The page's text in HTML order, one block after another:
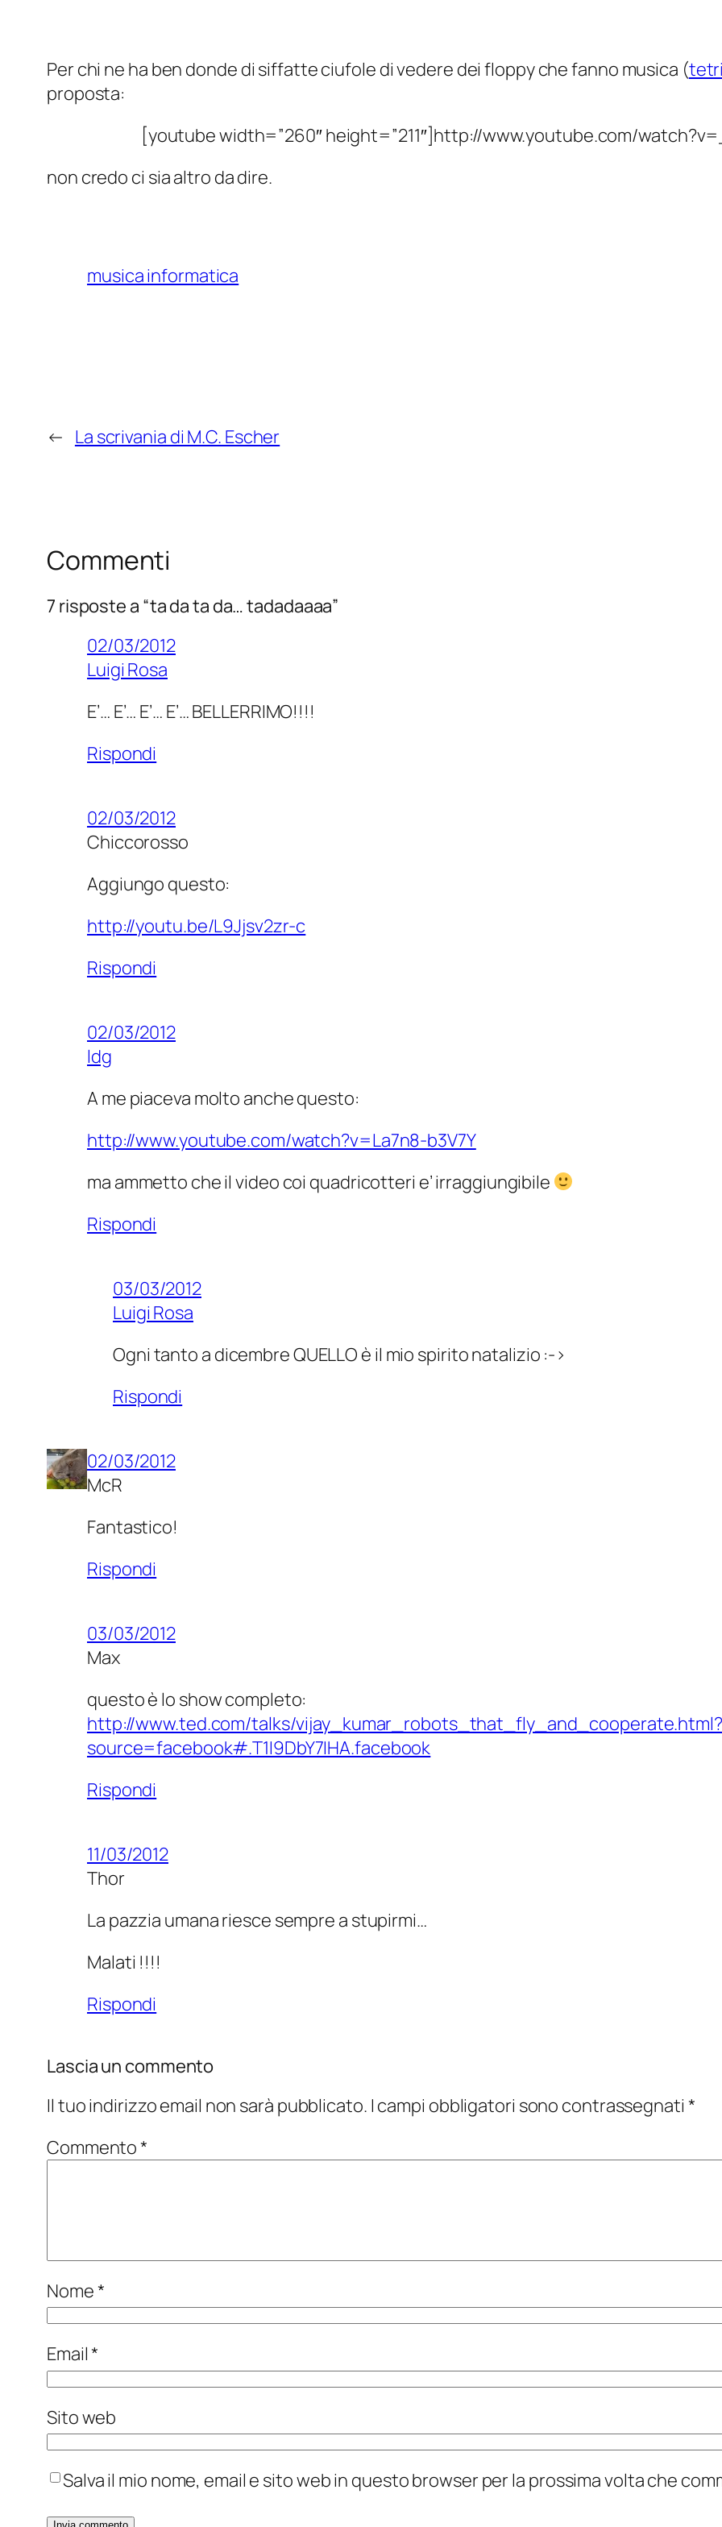
Per chi ne ha ben donde di siffatte ciufole di vedere dei floppy che fanno musica (
proposta:
[youtube width=”260″ height=”211″]http://www.youtube.com/
non credo ci sia altro da dire.
musica informatica
← La scrivania di M.C. Escher
Commenti
7 risposte a “ta da ta da… tadadaaaa”
02/03/2012
Luigi Rosa
E’… E’… E’… E’… BELLERRIMO!!!!
Rispondi
02/03/2012
Chiccorosso
Aggiungo questo:
http://youtu.be/L9Jjsv2zr-c
Rispondi
02/03/2012
ldg
A me piaceva molto anche questo:
http://www.youtube.com/watch?v=La7n8-b3V7Y
ma ammetto che il video coi quadricotteri e’ irraggiungibile
Rispondi
03/03/2012
Luigi Rosa
Ogni tanto a dicembre QUELLO è il mio spirito natalizio :->
Rispondi
02/03/2012
McR
Fantastico!
Rispondi
03/03/2012
Max
questo è lo show completo:
http://www.ted.com/talks/vijay_kumar_robots_that_fly_and_cooperate.html?
source=facebook#.T1I9DbY7IHA.facebook
Rispondi
11/03/2012
Thor
La pazzia umana riesce sempre a stupirmi…
Malati !!!!
Rispondi
Lascia un commento
Il tuo indirizzo email non sarà pubblicato. I campi obbligatori sono contrassegnati *
Commento*
Nome*
Email*
Sito web
Salva il mio nome, email e sito web in questo browser per la prossima volta che